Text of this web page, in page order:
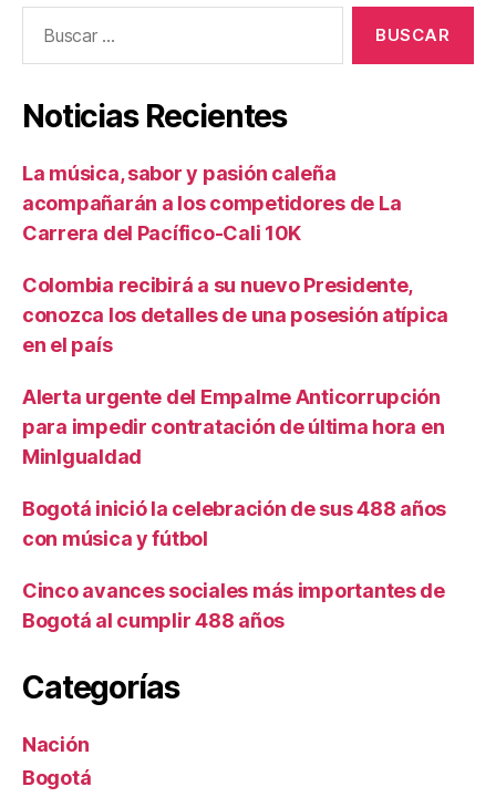
Noticias Recientes
La música, sabor y pasión caleña
acompañarán a los competidores de La
Carrera del Pacífico-Cali 10K
Colombia recibirá a su nuevo Presidente,
conozca los detalles de una posesión atípica
en el país
Alerta urgente del Empalme Anticorrupción
para impedir contratación de última hora en
MinIgualdad
Bogotá inició la celebración de sus 488 años
con música y fútbol
Cinco avances sociales más importantes de
Bogotá al cumplir 488 años
Categorías
Nación
Bogotá